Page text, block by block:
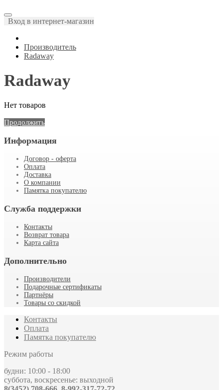
Вход в интернет-магазин
Производитель
Radaway
Radaway
Нет товаров
Продолжить
Информация
Договор - оферта
Оплата
Доставка
О компании
Памятка покупателю
Служба поддержки
Контакты
Возврат товара
Карта сайта
Дополнительно
Производители
Подарочные сертификаты
Партнёры
Товары со скидкой
Контакты
Оплата
Памятка покупателю
Режим работы
будни: 10:00 - 18:00
суббота, воскресенье: выходной